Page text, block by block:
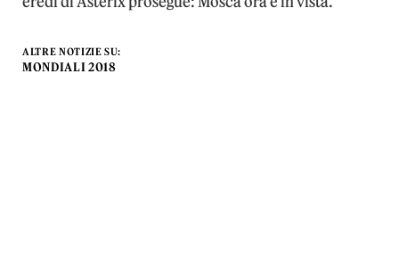
ALTRE NOTIZIE SU:
MONDIALI 2018